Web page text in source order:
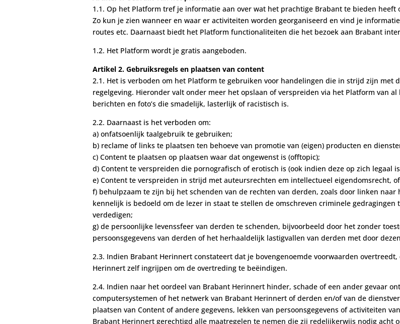
1.1. Op het Platform tref je informatie aan over wat het prachtige Brabant te bieden
Zo kun je zien wanneer en waar er activiteiten worden georganiseerd en vind je
routes etc. Daarnaast biedt het Platform functionaliteiten die het bezoek aan Brabant
1.2. Het Platform wordt je gratis aangeboden.
Artikel 2. Gebruiksregels en plaatsen van content
2.1. Het is verboden om het Platform te gebruiken voor handelingen die in strijd zijn met
regelgeving. Hieronder valt onder meer het opslaan of verspreiden via het Platform van al
berichten en foto’s die smadelijk, lasterlijk of racistisch is.
2.2. Daarnaast is het verboden om:
a) onfatsoenlijk taalgebruik te gebruiken;
b) reclame of links te plaatsen ten behoeve van promotie van (eigen) producten en
c) Content te plaatsen op plaatsen waar dat ongewenst is (offtopic);
d) Content te verspreiden die pornografisch of erotisch is (ook indien deze op zich legaal
e) Content te verspreiden in strijd met auteursrechten em intellectueel eigendomsrecht,
f) behulpzaam te zijn bij het schenden van de rechten van derden, zoals door linken
kennelijk is bedoeld om de lezer in staat te stellen de omschreven criminele
verdedigen;
g) de persoonlijke levenssfeer van derden te schenden, bijvoorbeeld door het zonder
persoonsgegevens van derden of het herhaaldelijk lastigvallen van derden met door
2.3. Indien Brabant Herinnert constateert dat je bovengenoemde voorwaarden
Herinnert zelf ingrijpen om de overtreding te beëindigen.
2.4. Indien naar het oordeel van Brabant Herinnert hinder, schade of een ander gevaar
computersystemen of het netwerk van Brabant Herinnert of derden en/of van de
plaatsen van Content of andere gegevens, lekken van persoonsgegevens of activiteiten
Brabant Herinnert gerechtigd alle maatregelen te nemen die zij redelijkerwijs nodig acht